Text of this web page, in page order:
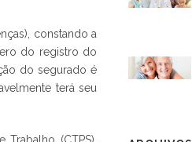
constando a
do registro do
do segurado é
terá seu